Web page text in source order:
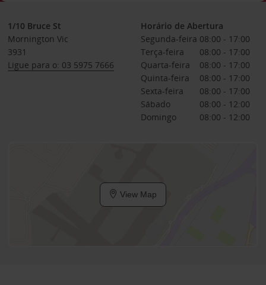
1/10 Bruce St
Mornington Vic
3931
Ligue para o: 03 5975 7666
Horário de Abertura
Segunda-feira 08:00 - 17:00
Terça-feira
08:00 - 17:00
Quarta-feira
08:00 - 17:00
Quinta-feira
08:00 - 17:00
Sexta-feira
08:00 - 17:00
Sábado
08:00 - 12:00
Domingo
08:00 - 12:00
View Map